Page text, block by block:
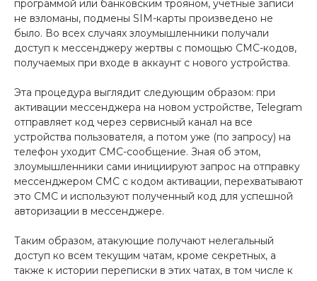
программой или банковским трояном, учетные записи
не взломаны, подмены SIM-карты произведено не
было. Во всех случаях злоумышленники получали
доступ к мессенджеру жертвы с помощью СМС-кодов,
получаемых при входе в аккаунт с нового устройства.
Эта процедура выглядит следующим образом: при
активации мессенджера на новом устройстве, Telegram
отправляет код через сервисный канал на все
устройства пользователя, а потом уже (по запросу) на
телефон уходит СМС-сообщение. Зная об этом,
злоумышленники сами инициируют запрос на отправку
мессенджером СМС с кодом активации, перехватывают
это СМС и используют полученный код для успешной
авторизации в мессенджере.
Таким образом, атакующие получают нелегальный
доступ ко всем текущим чатам, кроме секретных, а
также к истории переписки в этих чатах, в том числе к